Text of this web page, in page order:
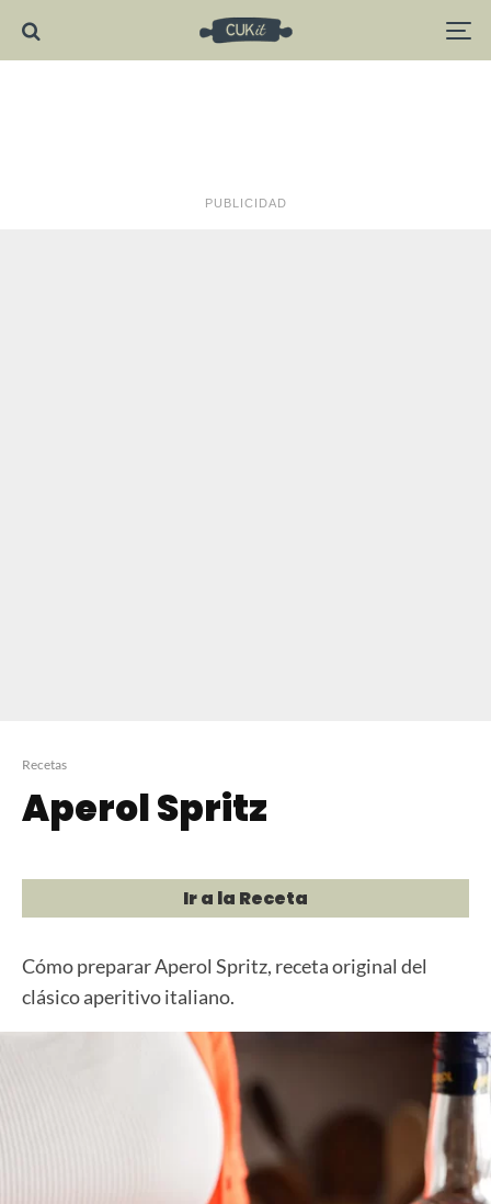
PUBLICIDAD
Recetas
Aperol Spritz
Ir a la Receta
Cómo preparar Aperol Spritz, receta original del
clásico aperitivo italiano.